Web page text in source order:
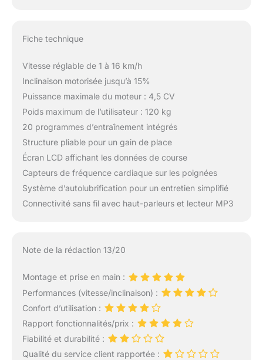
Fiche technique
Vitesse réglable de 1 à 16 km/h
Inclinaison motorisée jusqu’à 15%
Puissance maximale du moteur : 4,5 CV
Poids maximum de l’utilisateur : 120 kg
20 programmes d’entraînement intégrés
Structure pliable pour un gain de place
Écran LCD affichant les données de course
Capteurs de fréquence cardiaque sur les poignées
Système d’autolubrification pour un entretien simplifié
Connectivité sans fil avec haut-parleurs et lecteur MP3
Note de la rédaction 13/20
Montage et prise en main :
Performances (vitesse/inclinaison) :
Confort d’utilisation :
Rapport fonctionnalités/prix :
Fiabilité et durabilité :
Qualité du service client rapportée :